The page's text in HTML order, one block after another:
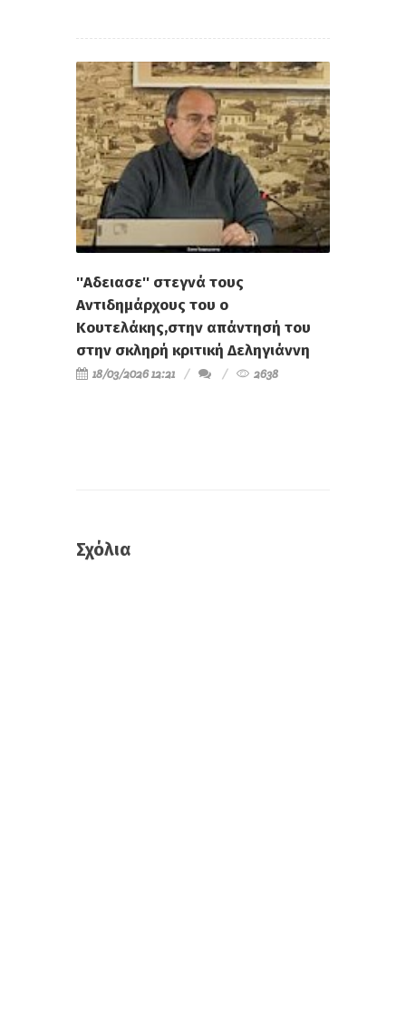
''Αδειασε'' στεγνά τους
Αντιδημάρχους του ο
Κουτελάκης,στην απάντησή του
στην σκληρή κριτική Δεληγιάννη
18/03/2026 12:21 2638
Σχόλια